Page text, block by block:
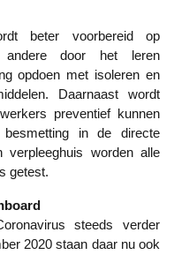
beter voorbereid op
andere door het leren
opdoen met isoleren en
Daarnaast wordt
preventief kunnen
in de directe
worden alle
getest.
steeds verder
2020 staan daar nu ook